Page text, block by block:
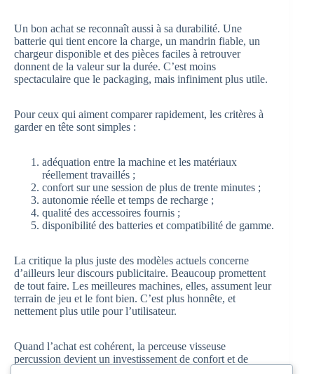
Un bon achat se reconnaît aussi à sa durabilité. Une
batterie qui tient encore la charge, un mandrin fiable, un
chargeur disponible et des pièces faciles à retrouver
donnent de la valeur sur la durée. C’est moins
spectaculaire que le packaging, mais infiniment plus utile.
Pour ceux qui aiment comparer rapidement, les critères à
garder en tête sont simples :
adéquation entre la machine et les matériaux
réellement travaillés ;
confort sur une session de plus de trente minutes ;
autonomie réelle et temps de recharge ;
qualité des accessoires fournis ;
disponibilité des batteries et compatibilité de gamme.
La critique la plus juste des modèles actuels concerne
d’ailleurs leur discours publicitaire. Beaucoup promettent
de tout faire. Les meilleures machines, elles, assument leur
terrain de jeu et le font bien. C’est plus honnête, et
nettement plus utile pour l’utilisateur.
Quand l’achat est cohérent, la perceuse visseuse
percussion devient un investissement de confort et de